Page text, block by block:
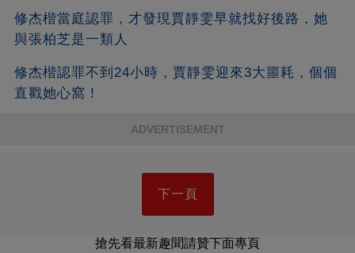
修杰楷當庭認罪，才發現賈靜雯早就找好後路，她
與張柏芝是一類人
修杰楷認罪不到24小時，賈靜雯迎來3大噩耗，個個
直戳她心窩！
ADVERTISEMENT
下一頁
搶先看最新趣聞請贊下面專頁